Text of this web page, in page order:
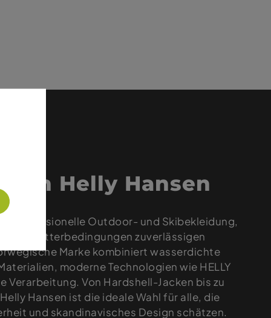
Helly Hansen
professionelle Outdoor- und Skibekleidung,
Wetterbedingungen zuverlässigen
Marke kombiniert wasserdichte
moderne Technologien wie HELLY
Verarbeitung. Von Hardshell-Jacken bis zu
Hansen ist die ideale Wahl für alle, die
und skandinavisches Design schätzen.